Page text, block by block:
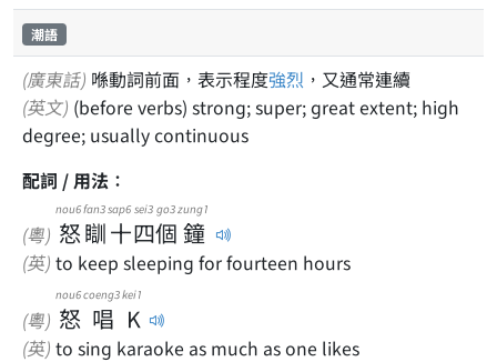
潮語
(廣東話) 喺動詞前面，表示程度強烈 ，又通常連續
(英文)
degree; usually continuous
配詞 / 用法：
(粵) 怒
nou6
瞓
fan3
十
sap6
四
sei3
個
go3
鐘
zung1
(英) to keep sleeping for fourteen hours
(粵) 怒
nou6
唱
coeng3
K
kei1
(英) to sing karaoke as much as one likes